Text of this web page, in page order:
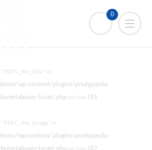
0
"PDFC_file_title" in
wp-content/plugins/prodypanda-
metaboxer-lucart.php on line 185
in
wp-content/plugins/prodypanda-